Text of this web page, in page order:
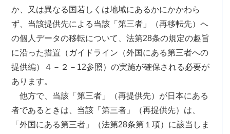
か、又は異なる国若しくは地域にあるかにかかわら
ず、当該提供先による当該「第三者」（再移転先）へ
の個人データの移転について、法第28条の規定の趣旨
に沿った措置（ガイドライン（外国にある第三者への
提供編）４－２－12参照）の実施が確保される必要が
あります。
他方で、当該「第三者」（再提供先）が日本にある
者であるときは、当該「第三者」（再提供先）は、
「外国にある第三者」（法第28条第１項）に該当しま